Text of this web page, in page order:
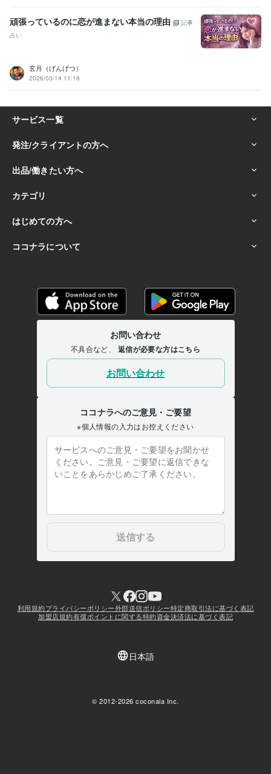
頑張っているのに恋が進まない本当の理由
記事
占い
玄月（げんげつ）
2026/03/14 11:18